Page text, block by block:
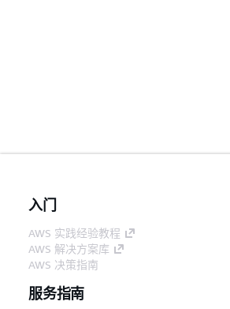
入门
AWS 实践经验教程
AWS 解决方案库
AWS 决策指南
服务指南